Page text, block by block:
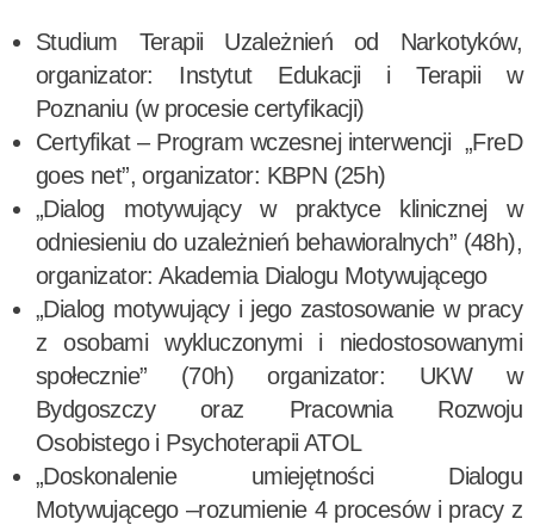
Studium Terapii Uzależnień od Narkotyków,
organizator: Instytut Edukacji i Terapii w
Poznaniu (w procesie certyfikacji)
Certyfikat – Program wczesnej interwencji „FreD
goes net”, organizator: KBPN (25h)
„Dialog motywujący w praktyce klinicznej w
odniesieniu do uzależnień behawioralnych” (48h),
organizator: Akademia Dialogu Motywującego
„Dialog motywujący i jego zastosowanie w pracy
z osobami wykluczonymi i niedostosowanymi
społecznie” (70h) organizator: UKW w
Bydgoszczy oraz Pracownia Rozwoju
Osobistego i Psychoterapii ATOL
„Doskonalenie umiejętności Dialogu
Motywującego –rozumienie 4 procesów i pracy z